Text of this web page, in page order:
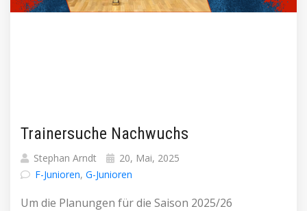
Trainersuche Nachwuchs
Stephan Arndt
20, Mai, 2025
F-Junioren, G-Junioren
Um die Planungen für die Saison 2025/26